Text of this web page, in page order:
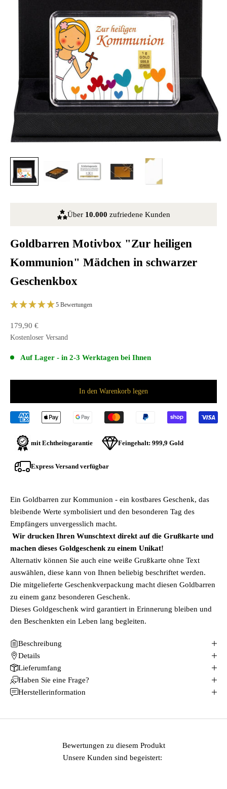
Über 10.000 zufriedene Kunden
Goldbarren Motivbox "Zur heiligen
Kommunion" Mädchen in schwarzer
Geschenkbox
5 Bewertungen
Angebot
179,90 €
Kostenloser Versand
Auf Lager - in 2-3 Werktagen bei Ihnen
In den Warenkorb legen
mit Echtheitsgarantie Feingehalt: 999,9 Gold
Express Versand verfügbar
Ein Goldbarren zur Kommunion - ein kostbares Geschenk, das
bleibende Werte symbolisiert und den besonderen Tag des
Empfängers unvergesslich macht.
Wir drucken Ihren Wunschtext direkt auf die Grußkarte und
machen dieses Goldgeschenk zu einem Unikat!
Alternativ können Sie auch eine weiße Grußkarte ohne Text
auswählen, diese kann von Ihnen beliebig beschriftet werden.
Die mitgelieferte Geschenkverpackung macht diesen Goldbarren
zu einem ganz besonderen Geschenk.
Dieses Goldgeschenk wird garantiert in Erinnerung bleiben und
den Beschenkten ein Leben lang begleiten.
Beschreibung
Details
Lieferumfang
Haben Sie eine Frage?
Herstellerinformation
Bewertungen zu diesem Produkt
Unsere Kunden sind begeistert: